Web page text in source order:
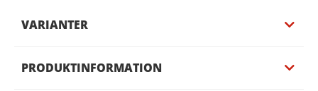
VARIANTER
PRODUKTINFORMATION